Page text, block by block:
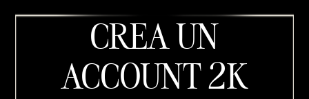
CREA UN
ACCOUNT 2K